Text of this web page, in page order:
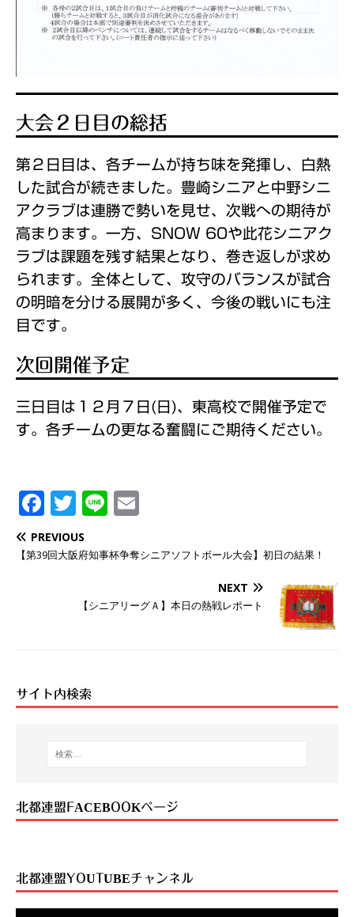
大会２日目の総括
第２日目は、各チームが持ち味を発揮し、白熱
した試合が続きました。豊崎シニアと中野シニ
アクラブは連勝で勢いを見せ、次戦への期待が
高まります。一方、SNOW 60や此花シニアク
ラブは課題を残す結果となり、巻き返しが求め
られます。全体として、攻守のバランスが試合
の明暗を分ける展開が多く、今後の戦いにも注
目です。
次回開催予定
三日目は１２月７日(日)、東高校で開催予定で
す。各チームの更なる奮闘にご期待ください。
F
a
c
T
w
it
er
Li
e
ai
PREVIOUS
【第39回大阪府知事杯争奪シニアソフトボール大会】初日の結果！
NEXT
【シニアリーグＡ】本日の熱戦レポート
サイト内検索
北都連盟FACEBOOKページ
北都連盟YOUTUBEチャンネル